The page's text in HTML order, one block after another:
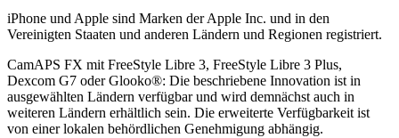
iPhone und Apple sind Marken der Apple Inc. und in den
Vereinigten Staaten und anderen Ländern und Regionen registriert.
CamAPS FX mit FreeStyle Libre 3, FreeStyle Libre 3 Plus,
Dexcom G7 oder Glooko®: Die beschriebene Innovation ist in
ausgewählten Ländern verfügbar und wird demnächst auch in
weiteren Ländern erhältlich sein. Die erweiterte Verfügbarkeit ist
von einer lokalen behördlichen Genehmigung abhängig.